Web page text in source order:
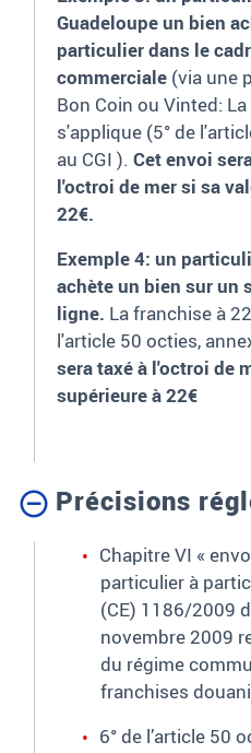
Guadeloupe un bien
particulier dans le
commerciale (via une
Bon Coin ou Vinted:
s'applique (5° de
au CGI ). Cet envoi
l'octroi de mer si sa
22€.
Exemple 4: un
achète un bien sur un
ligne. La franchise à
l'article 50 octies,
sera taxé à l'octroi de
supérieure à 22€
Précisions
Chapitre VI «
particulier à
(CE) 1186/2009
novembre 2009
du régime
franchises
6° de l’article 50